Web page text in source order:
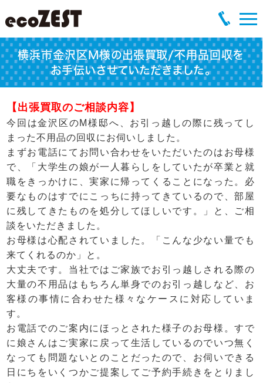
横浜市金沢区M様の出張買取/不用品回収を
お手伝いさせていただきました。
【出張買取のご相談内容】
今回は金沢区のM様邸へ、お引っ越しの際に残ってし
まった不用品の回収にお伺いしました。
まずお電話にてお問い合わせをいただいたのはお母様
で、「大学生の娘が一人暮らしをしていたが卒業と就
職をきっかけに、実家に帰ってくることになった。必
要なものはすでにこっちに持ってきているので、部屋
に残してきたものを処分してほしいです。」と、ご相
談をいただきました。
お母様は心配されていました。「こんな少ない量でも
来てくれるのか」と。
大丈夫です。当社ではご家族でお引っ越しされる際の
大量の不用品はもちろん単身でのお引っ越しなど、お
客様の事情に合わせた様々なケースに対応していま
す。
お電話でのご案内にほっとされた様子のお母様。すで
に娘さんはご実家に戻って生活しているのでいつ無く
なっても問題ないとのことだったので、お伺いできる
日にちをいくつかご提案してご予約手続きをとりまし